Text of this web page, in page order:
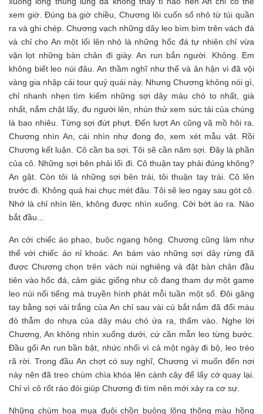
xem giờ. Đúng ba giờ chiều, Chương lôi cuốn sổ nhỏ từ túi quần
ra và ghi chép. Chương vạch những dây leo bìm bìm trên vách đá
và chỉ cho An một lối lên nhỏ là những hốc đá tự nhiên chỉ vừa
vặn lọt những bàn chân đi giày. An run bắn người. Không. Em
không biết leo núi đâu. An thầm nghĩ như thế và ân hận vì đã vội
vàng gia nhập cái tour quỷ quái này. Nhưng Chương không nói gì,
chỉ nhanh nhẹn tìm kiếm những sợi dây máu chó to nhất, già
nhất, nắm chặt lấy, đu người lên, nhún thử xem sức tải của chúng
là bao nhiêu. Từng sợi đứt phựt. Đến lượt An cũng vã mồ hôi ra.
Chương nhìn An, cái nhìn như đong đo, xem xét mẫu vật. Rồi
Chương kết luận. Cô cần ba sợi. Tôi sẽ cần năm sợi. Đây là phần
của cô. Những sợi bên phải lối đi. Cô thuận tay phải đúng không?
An gật. Còn tôi là những sợi bên trái, tôi thuận tay trái. Cô lên
trước đi. Không quá hai chục mét đâu. Tôi sẽ leo ngay sau gót cô.
Nhớ là chỉ nhìn lên, không được nhìn xuống. Cởi bớt áo ra. Nào
bắt đầu...
An cởi chiếc áo phao, buộc ngang hông. Chương cũng làm như
thế với chiếc áo nỉ khoác. An bám vào những sợi dây rừng đã
được Chương chọn trên vách núi nghiêng và đặt bàn chân đầu
tiên vào hốc đá, cảm giác giống như cô đang tham dự một game
leo núi nổi tiếng mà truyền hình phát mỗi tuần một số. Đôi găng
tay bằng sợi vải trắng của An chỉ sau vài cú bắt nắm đã đổi màu
đỏ thẫm do nhựa của dây máu chó ứa ra, thấm vào. Nghe lời
Chương, An không nhìn xuống dưới, cứ cần mẫn leo từng bước.
Đầu gối An run bần bật, nhức nhối vì cả một ngày đi bộ, leo trèo
rã rời. Trong đầu An chợt có suy nghĩ, Chương vì muốn đến nơi
này nên đã treo chùm chìa khóa lên cành cây để lấy cớ quay lại.
Chỉ vì cô rốt ráo đòi giúp Chương đi tìm nên mới xảy ra cơ sự.
Những chùm hoa mua đuôi chồn buông lõng thõng màu hồng